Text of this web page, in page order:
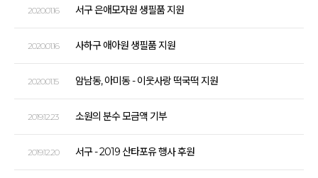
2020.01.16 서구 은애모자원 생필품 지원
2020.01.16 사하구 애아원 생필품 지원
2020.01.15 암남동, 아미동 - 이웃사랑 떡국떡 지원
2019.12.23 소원의 분수 모금액 기부
2019.12.20 서구 - 2019 산타포유 행사 후원